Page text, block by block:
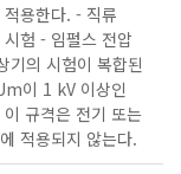
용한다. - 직류
험 - 임펄스 전압
기의 시험이 복합된
이 1 kV 이상인
규격은 전기 또는
적용되지 않는다.